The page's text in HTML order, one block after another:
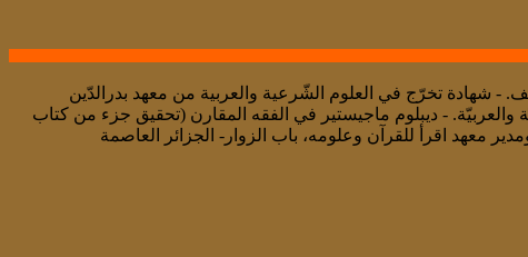
- شهادة تخرّج في العلوم الشّرعية والعربية من معهد بدرالدّين
- ديبلوم ماجيستير في الفقه المقارن (تحقيق جزء من كتاب
بابن القصار (ت :398هـ - 1008م- قسم المعاملات. - مؤسس ومدير معهد اقرأ للقرآن وعلومه، باب الزوار- الجزائر العاصمة